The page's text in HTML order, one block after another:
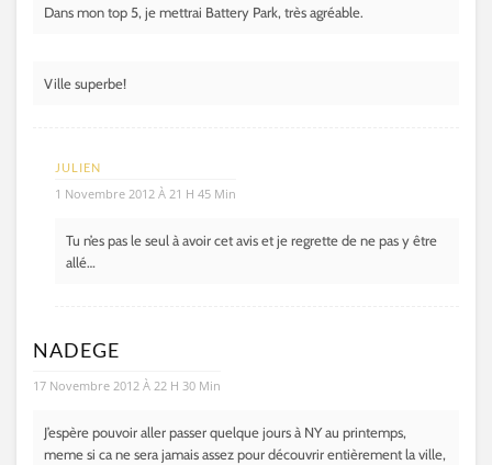
Dans mon top 5, je mettrai Battery Park, très agréable.
Ville superbe!
JULIEN
1 Novembre 2012 À 21 H 45 Min
Tu n’es pas le seul à avoir cet avis et je regrette de ne pas y être
allé…
NADEGE
17 Novembre 2012 À 22 H 30 Min
J’espère pouvoir aller passer quelque jours à NY au printemps,
meme si ca ne sera jamais assez pour découvrir entièrement la ville,